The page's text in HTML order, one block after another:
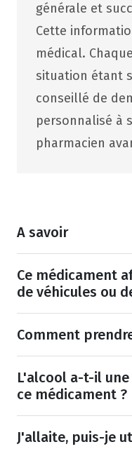
générale et
Cette
médical.
situation étant
conseillé de
personnalisé à
pharmacien
A savoir
Ce médicament
de véhicules ou
Comment
L'alcool a-t-il
ce médicament ?
J'allaite, puis-je